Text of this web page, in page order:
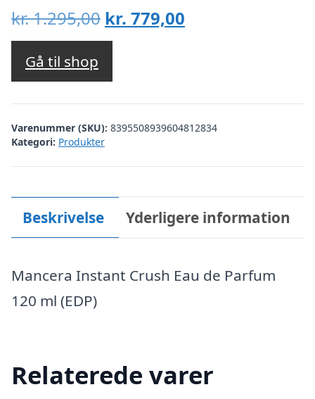
kr.1.295,00 Den
oprindelige
var:
kr. 1.295,00.
kr. 779,00
kr. 779,00.
Gå til shop
Varenummer (SKU): 8395508939604812834
Kategori: Produkter
Beskrivelse Yderligere information
Mancera Instant Crush Eau de Parfum
120 ml (EDP)
Relaterede varer